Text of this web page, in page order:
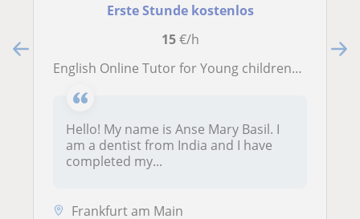
Erste Stunde kostenlos
15€/h
English Online Tutor for Young childrens .Learn English with fun and interactive.
Hello! My name is Anse Mary Basil. I
am a dentist from India and I have
completed my...
Frankfurt am Main